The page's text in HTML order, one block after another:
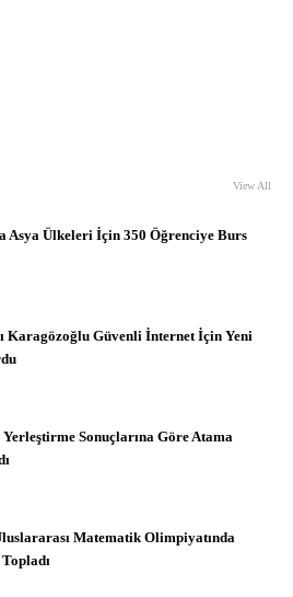
View All
Asya Ülkeleri İçin 350 Öğrenciye Burs
Karagözoğlu Güvenli İnternet İçin Yeni
Yerleştirme Sonuçlarına Göre Atama
Matematik Olimpiyatında